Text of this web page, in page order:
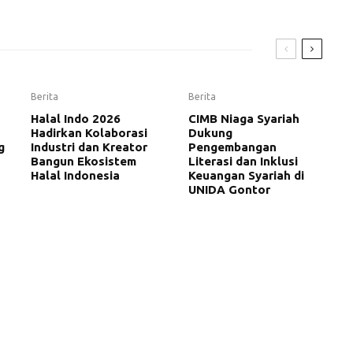
Berita
Halal Indo 2026
Hadirkan Kolaborasi
Industri dan Kreator
Bangun Ekosistem
Halal Indonesia
Berita
CIMB Niaga Syariah
Dukung
Pengembangan
Literasi dan Inklusi
Keuangan Syariah di
UNIDA Gontor